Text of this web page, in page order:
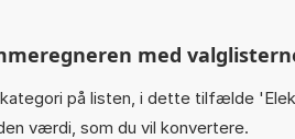
med
på listen, i dette tilfælde '
værdi, som du vil konvertere.